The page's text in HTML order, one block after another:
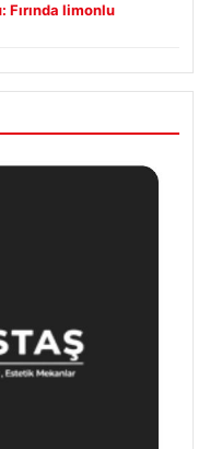
limonlu